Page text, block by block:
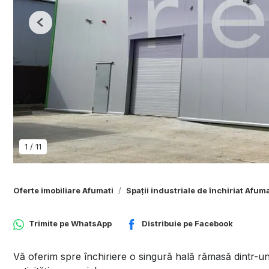
1 / 11
Previous
Oferte imobiliare Afumati Spații industriale de închiriat
Trimite peWhatsApp Distribuie pe Facebook
Vă oferim spre închiriere o singură hală rămasă dintr-